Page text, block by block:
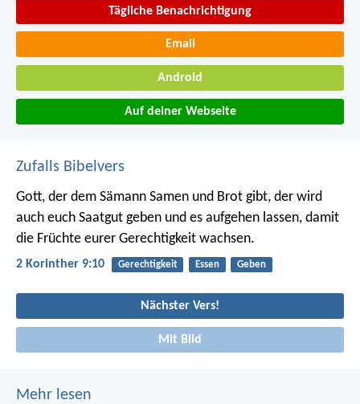
Tägliche Benachrichtigung
Email
Android
Auf deiner Webseite
Zufalls Bibelvers
Gott, der dem Sämann Samen und Brot gibt, der wird
auch euch Saatgut geben und es aufgehen lassen, damit
die Früchte eurer Gerechtigkeit wachsen.
2 Korinther 9:10 Gerechtigkeit Essen Geben
Nächster Vers!
Mit Bild
Mehr lesen